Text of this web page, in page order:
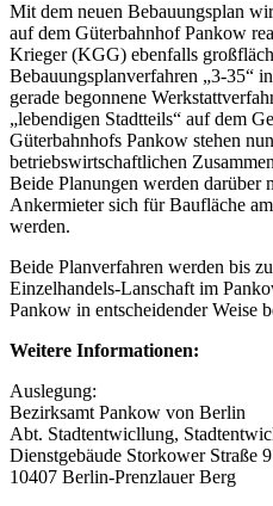
Mit dem neuen Bebauungsplan
auf dem Güterbahnhof Pankow
Krieger (KGG) ebenfalls
Bebauungsplanverfahren „3-35“
gerade begonnene
„lebendigen Stadtteils“ auf dem
Güterbahnhofs Pankow stehen
betriebswirtschaftlichen
Beide Planungen werden darüber
Ankermieter sich für Baufläche
werden.
Beide Planverfahren werden bis
Einzelhandels-Lanschaft im
Pankow in entscheidender Weise
Weitere Informationen:
Auslegung:
Bezirksamt Pankow von Berlin
Abt. Stadtentwicllung,
Dienstgebäude Storkower Straße
10407 Berlin-Prenzlauer Berg